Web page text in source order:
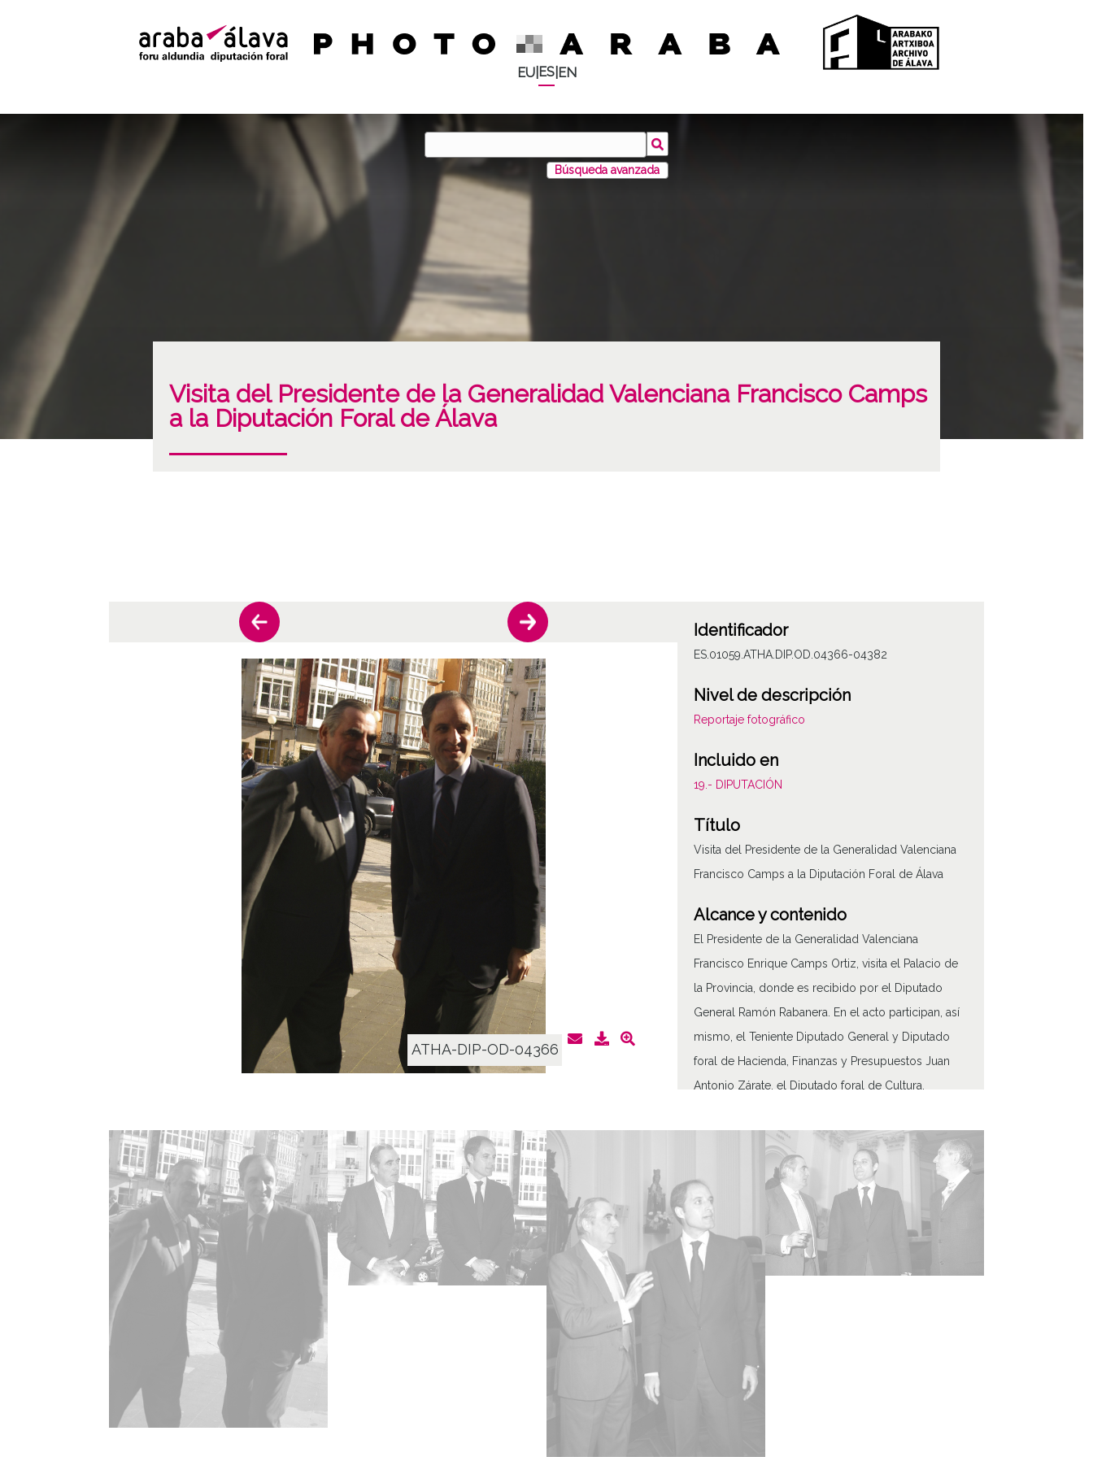
EU| ES| EN
Búsqueda avanzada
Visita del Presidente de la Generalidad Valenciana Francisco Camps
a la Diputación Foral de Álava
ATHA-DIP-OD-04366
Identificador
ES.01059.ATHA.DIP.OD.04366-04382
Nivel de descripción
Reportaje fotográfico
Incluido en
19.- DIPUTACIÓN
Título
Visita del Presidente de la Generalidad Valenciana
Francisco Camps a la Diputación Foral de Álava
Alcance y contenido
El Presidente de la Generalidad Valenciana
Francisco Enrique Camps Ortiz, visita el Palacio de
la Provincia, donde es recibido por el Diputado
General Ramón Rabanera. En el acto participan, así
mismo, el Teniente Diputado General y Diputado
foral de Hacienda, Finanzas y Presupuestos Juan
Antonio Zárate, el Diputado foral de Cultura,
Diputado foral del Departamento de Asuntos
Sociales Enrique Aguirrezabal. En el transcurso de
la recepción se produce una rueda de prensa
Volumen
17 - Imagen(es) Digital(es)